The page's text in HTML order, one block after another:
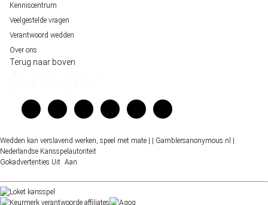
Kenniscentrum
Veelgestelde vragen
Verantwoord wedden
Over ons
Terug naar boven
Wedden kan verslavend werken, speel met mate | | Gamblersanonymous.nl |
Nederlandse Kansspelautoriteit
Gokadvertenties Uit Aan